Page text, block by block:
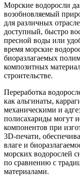
Морские водоросли
возобновляемый
для различных
доступный, быстро
пресной воды или
время морские
биоразлагаемых
композитных
строительстве.
Переработка
как альгинаты,
механическими и
полисахариды могут
компонентов при
3D-печати,
влаге и
морских водорослей
по сравнению с
материалами.